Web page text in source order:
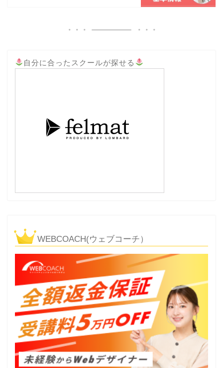
自分に合ったスクールが探せる
WEBCOACH(ウェブコーチ）